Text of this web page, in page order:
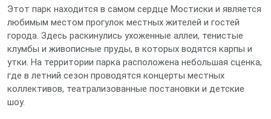
Этот парк находится в самом сердце Мостиски и является
любимым местом прогулок местных жителей и гостей
города. Здесь раскинулись ухоженные аллеи, тенистые
клумбы и живописные пруды, в которых водятся карпы и
утки. На территории парка расположена небольшая сценка,
где в летний сезон проводятся концерты местных
коллективов, театрализованные постановки и детские
шоу.